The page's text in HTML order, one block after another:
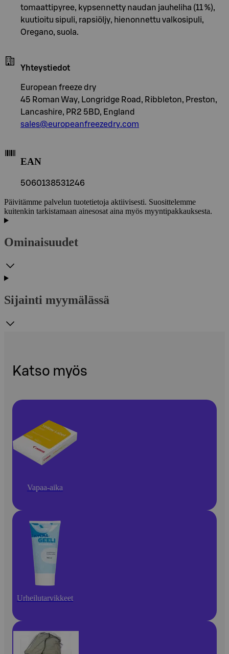
tomaattipyree, kypsennetty naudan jauheliha (11 %),
kuutioitu sipuli, rapsiöljy, hienonnettu valkosipuli,
Oregano, suola.
Yhteystiedot
European freeze dry
45 Roman Way, Longridge Road, Ribbleton, Preston,
Lancashire, PR2 5BD, England
sales@europeanfreezedry.com
EAN
5060138531246
Päivitämme palvelun tuotetietoja aktiivisesti. Suosittelemme
kuitenkin tarkistamaan ainesosat aina myös myyntipakkauksesta.
Ominaisuudet
Sijainti myymälässä
Katso myös
Vapaa-aika
Urheilutarvikkeet